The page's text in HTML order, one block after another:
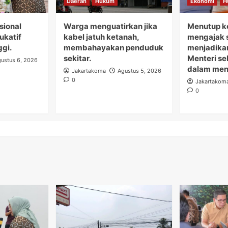
6, 2026
Warga menguatirkan jika
kabel jatuh ketanah,
membahayakan penduduk
sekitar.
Jakartakoma
Agustus 5, 2026
0
Menutup
mengajak
Menteri
dalam
0